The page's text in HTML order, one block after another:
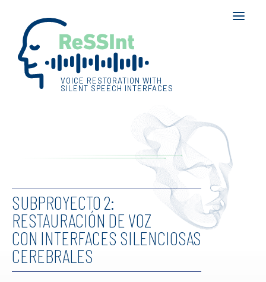
RESSINT
CONSORTIUM
CONTACT
SEARCH
VOICE RESTORATION WITH
SILENT SPEECH INTERFACES
SUBPROYECTO 2:
RESTAURACIÓN DE VOZ
CON INTERFACES SILENCIOSAS
CEREBRALES